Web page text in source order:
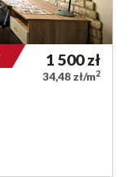
1 500zł
34,48 zł/m2